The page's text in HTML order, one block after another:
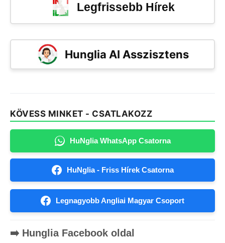
Legfrissebb Hírek
Hunglia AI Asszisztens
KÖVESS MINKET - CSATLAKOZZ
HuNglia WhatsApp Csatorna
HuNglia - Friss Hírek Csatorna
Legnagyobb Angliai Magyar Csoport
➡️ Hunglia Facebook oldal